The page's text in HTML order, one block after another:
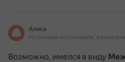
Алиса
Возможно, имелся в виду